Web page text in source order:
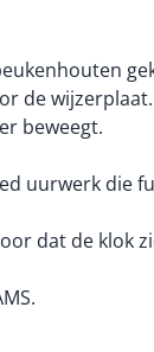
de wijzerplaat.
beweegt.
uurwerk die
dat de klok